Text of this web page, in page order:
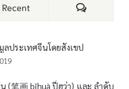
Recent Comments
ประเทศจีนโดยสังเขป
(笔画 bǐhuà ปี่ฮว่า) และ ลำดับ